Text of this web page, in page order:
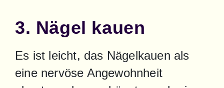
3. Nägel kauen
Es ist leicht, das Nägelkauen als
eine nervöse Angewohnheit